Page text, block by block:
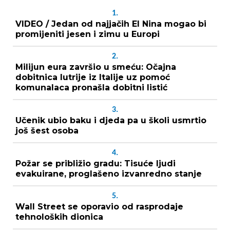
1.
VIDEO / Jedan od najjačih El Nina mogao bi
promijeniti jesen i zimu u Europi
2.
Milijun eura završio u smeću: Očajna
dobitnica lutrije iz Italije uz pomoć
komunalaca pronašla dobitni listić
3.
Učenik ubio baku i djeda pa u školi usmrtio
još šest osoba
4.
Požar se približio gradu: Tisuće ljudi
evakuirane, proglašeno izvanredno stanje
5.
Wall Street se oporavio od rasprodaje
tehnoloških dionica